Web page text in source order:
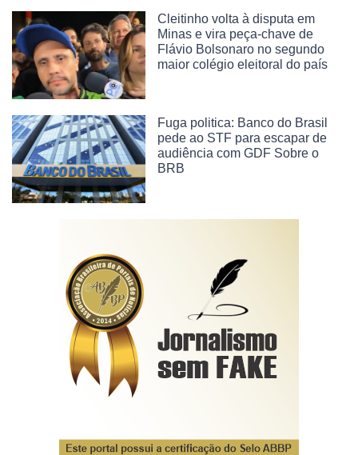
Cleitinho volta à disputa em
Minas e vira peça-chave de
Flávio Bolsonaro no segundo
maior colégio eleitoral do país
Fuga politica: Banco do Brasil
pede ao STF para escapar de
audiência com GDF Sobre o
BRB